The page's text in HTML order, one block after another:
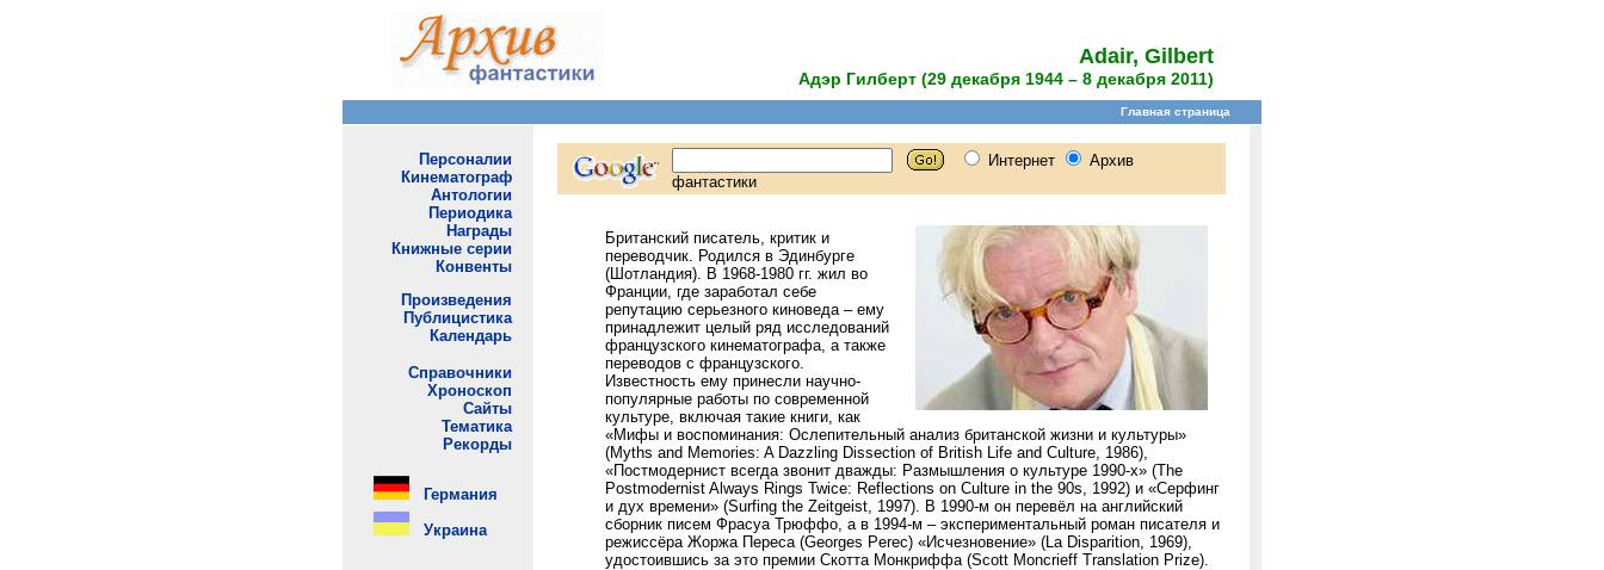
Adair, Gilbert
Адэр Гилберт (29 декабря 1944 – 8 декабря 2011)
Британский писатель, критик и
переводчик. Родился в Эдинбурге
(Шотландия). В 1968-1980 гг. жил во
Франции, где заработал себе
репутацию серьезного киноведа – ему
принадлежит целый ряд исследований
французского кинематографа, а также
переводов с французского.
Известность ему принесли научно-
популярные работы по современной
культуре, включая такие книги, как
«Мифы и воспоминания: Ослепительный анализ британской жизни и культуры»
(Myths and Memories: A Dazzling Dissection of British Life and Culture, 1986),
«Постмодернист всегда звонит дважды: Размышления о культуре 1990-х» (The
Postmodernist Always Rings Twice: Reflections on Culture in the 90s, 1992) и «Серфинг
и дух времени» (Surfing the Zeitgeist, 1997). В 1990-м он перевёл на английский
сборник писем Фрасуа Трюффо, а в 1994-м – экспериментальный роман писателя и
режиссёра Жоржа Переса (Georges Perec) «Исчезновение» (La Disparition, 1969),
удостоившись за это премии Скотта Монкриффа (Scott Moncrieff Translation Prize).